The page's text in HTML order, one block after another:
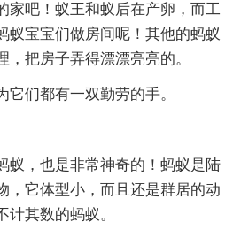
家吧！蚁王和蚁后在产卵，而工
蚁宝宝们做房间呢！其他的蚂蚁
把房子弄得漂漂亮亮的。
它们都有一双勤劳的手。
蚁，也是非常神奇的！蚂蚁是陆
，它体型小，而且还是群居的动
其数的蚂蚁。